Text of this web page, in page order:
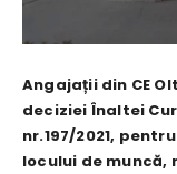
Angajații din CE
deciziei Înaltei
nr.197/2021,
locului de